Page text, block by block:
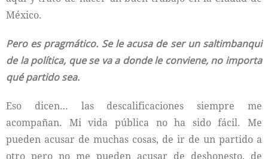
México.
Pero es pragmático. Se le acusa de ser un saltimbanqui
de la política, que se va a donde le conviene, no importa
qué partido sea.
Eso dicen… las descalificaciones siempre me
acompañan. Mi vida pública no ha sido fácil. Me
pueden acusar de muchas cosas, de ir de un partido a
otro pero no me pueden acusar de deshonesto, de